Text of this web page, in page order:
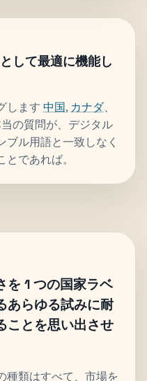
して最適に機能し
します 中国, カナダ、
の質問が、デジタル
ル用語と一致しなく
であれば。
を 1 つの国家ラベ
あらゆる試みに耐
ことを思い出させ
種類はすべて、市場を